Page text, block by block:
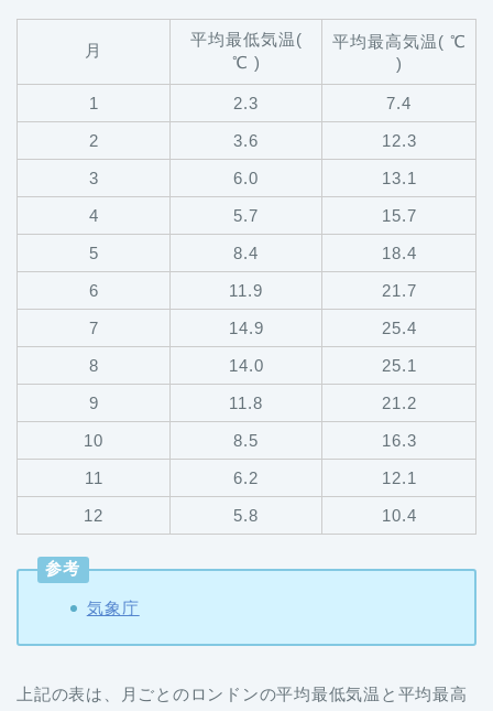
月
平均最低気温(
℃ )
平均最高気温( ℃
)
1 2.3
7.4
2
3.6
12.3
3
6.0
13.1
4
5.7
15.7
5
8.4
18.4
6
11.9
21.7
7
14.9
25.4
8
14.0
25.1
9
11.8
21.2
10
8.5
16.3
11
6.2
12.1
12
5.8 10.4
参考
気象庁
上記の表は、月ごとのロンドンの平均最低気温と平均最高